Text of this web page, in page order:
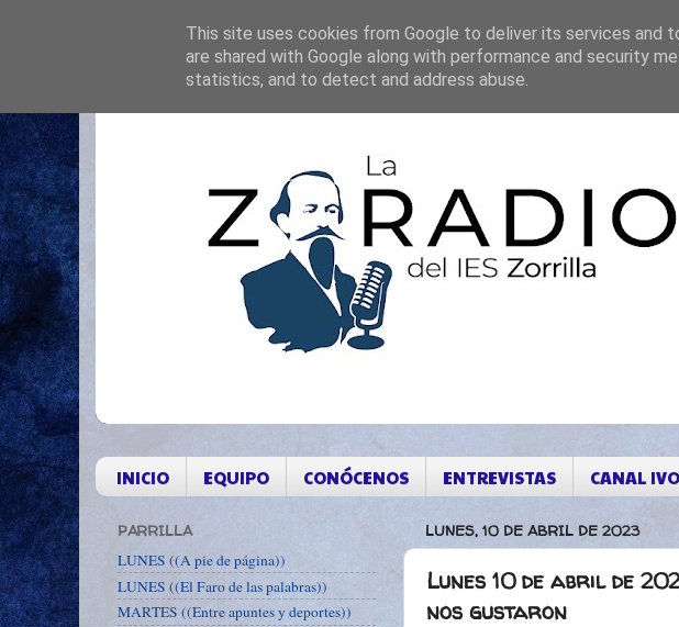
INICIO EQUIPO CONÓCENOS ENTREVISTAS CANAL
LUNES, 10 DE ABRIL DE 2023
Lunes 10 de abril de
nos gustaron
PARRILLA
LUNES ((A pie de página))
LUNES ((El Faro de las palabras))
MARTES ((Entre apuntes y deportes))
This site uses cookies from Google to deliver its services and
are shared with Google along with performance and security
statistics, and to detect and address abuse.